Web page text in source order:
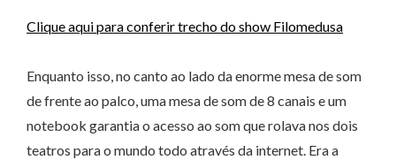
Clique aqui para conferir trecho do show Filomedusa
Enquanto isso, no canto ao lado da enorme mesa de som
de frente ao palco, uma mesa de som de 8 canais e um
notebook garantia o acesso ao som que rolava nos dois
teatros para o mundo todo através da internet. Era a